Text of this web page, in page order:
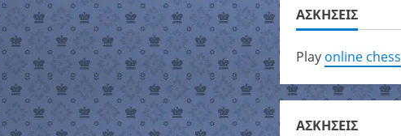
ΑΣΚΗΣΕΙΣ
Play online chess
ΑΣΚΗΣΕΙΣ